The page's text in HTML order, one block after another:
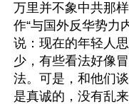
万里并不象中共那
作“与国外反华势力
说：现在的年轻人
少，有些看法好像
法。可是，和他们
是真诚的，没有乱